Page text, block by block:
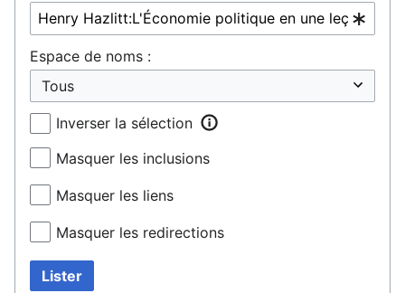
Espace de noms :
Inverser la sélection
Masquer les inclusions
Masquer les liens
Masquer les redirections
Lister